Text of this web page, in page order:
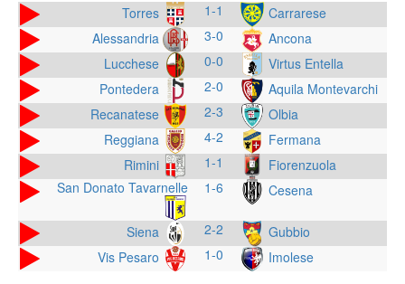
Torres 1-1
Carrarese
Alessandria
3-0
Ancona
Lucchese
0-0
Virtus Entella
Pontedera
2-0
Aquila Montevarchi
Recanatese
2-3
Olbia
Reggiana
4-2
Fermana
Rimini
1-1
Fiorenzuola
San Donato Tavarnelle
1-6 Cesena
Siena 2-2
Gubbio
Vis Pesaro
1-0 Imolese